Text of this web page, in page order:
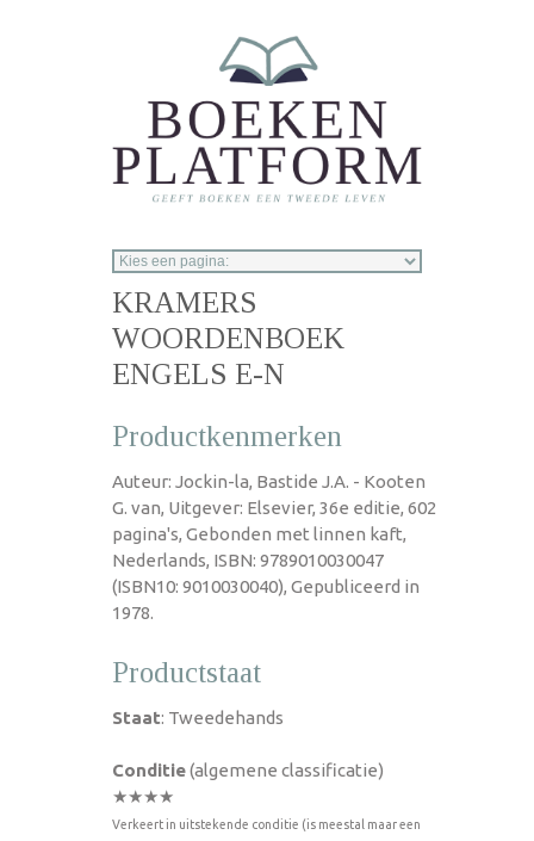
KRAMERS
WOORDENBOEK
ENGELS E-N
Productkenmerken
Auteur: Jockin-la, Bastide J.A. - Kooten
G. van, Uitgever: Elsevier, 36e editie, 602
pagina's, Gebonden met linnen kaft,
Nederlands, ISBN: 9789010030047
(ISBN10: 9010030040), Gepubliceerd in
1978.
Productstaat
Staat: Tweedehands
Conditie(algemene classificatie)
★★★★
Verkeert in uitstekende conditie (is meestal maar een